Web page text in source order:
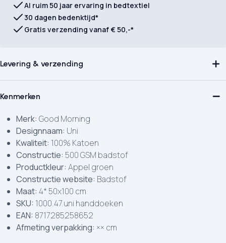
Al ruim 50 jaar ervaring in bedtextiel
30 dagen bedenktijd*
Gratis verzending vanaf € 50,-*
Levering & verzending
Kenmerken
Merk: Good Morning
Designnaam: Uni
Kwaliteit: 100% Katoen
Constructie: 500 GSM badstof
Productkleur: Appel groen
Constructie website: Badstof
Maat: 4* 50x100 cm
SKU: 1000.47.uni handdoeken
EAN: 8717285258652
Afmeting verpakking: ×× cm